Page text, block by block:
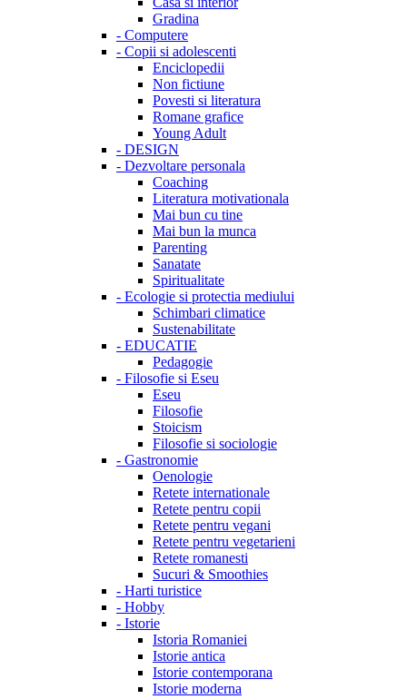
Gradina
- Computere
- Copii si adolescenti
Enciclopedii
Non fictiune
Povesti si literatura
Romane grafice
Young Adult
- DESIGN
- Dezvoltare personala
Coaching
Literatura motivationala
Mai bun cu tine
Mai bun la munca
Parenting
Sanatate
Spiritualitate
- Ecologie si protectia mediului
Schimbari climatice
Sustenabilitate
- EDUCATIE
Pedagogie
- Filosofie si Eseu
Eseu
Filosofie
Stoicism
Filosofie si sociologie
- Gastronomie
Oenologie
Retete internationale
Retete pentru copii
Retete pentru vegani
Retete pentru vegetarieni
Retete romanesti
Sucuri & Smoothies
- Harti turistice
- Hobby
- Istorie
Istoria Romaniei
Istorie antica
Istorie contemporana
Istorie moderna